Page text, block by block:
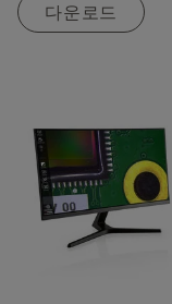
다운로드